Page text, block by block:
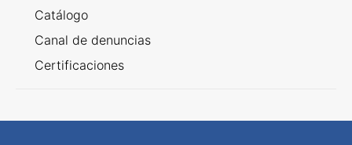
Catálogo
Canal de denuncias
Certificaciones